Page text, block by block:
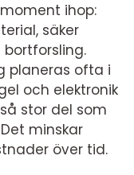
ihop:
säker
planeras ofta i
och elektronik
stor del som
minskar
över tid.